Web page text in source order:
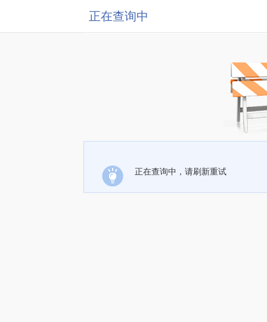
正在查询中
正在查询中，请刷新重试